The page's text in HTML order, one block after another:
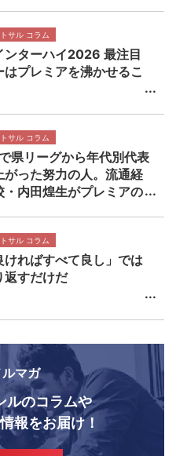
サル コラム
ンターハイ2026 最注目
はプレミアを沸かせるこ
サル コラム
県リーグから年代別代表
がった努力の人。流通経
・内田煌生がプレミアの
校マッチレビュー
サル コラム
ければすべて良し」では
返すだけだ
ルマガ
ルのコラムや
報をお届け！